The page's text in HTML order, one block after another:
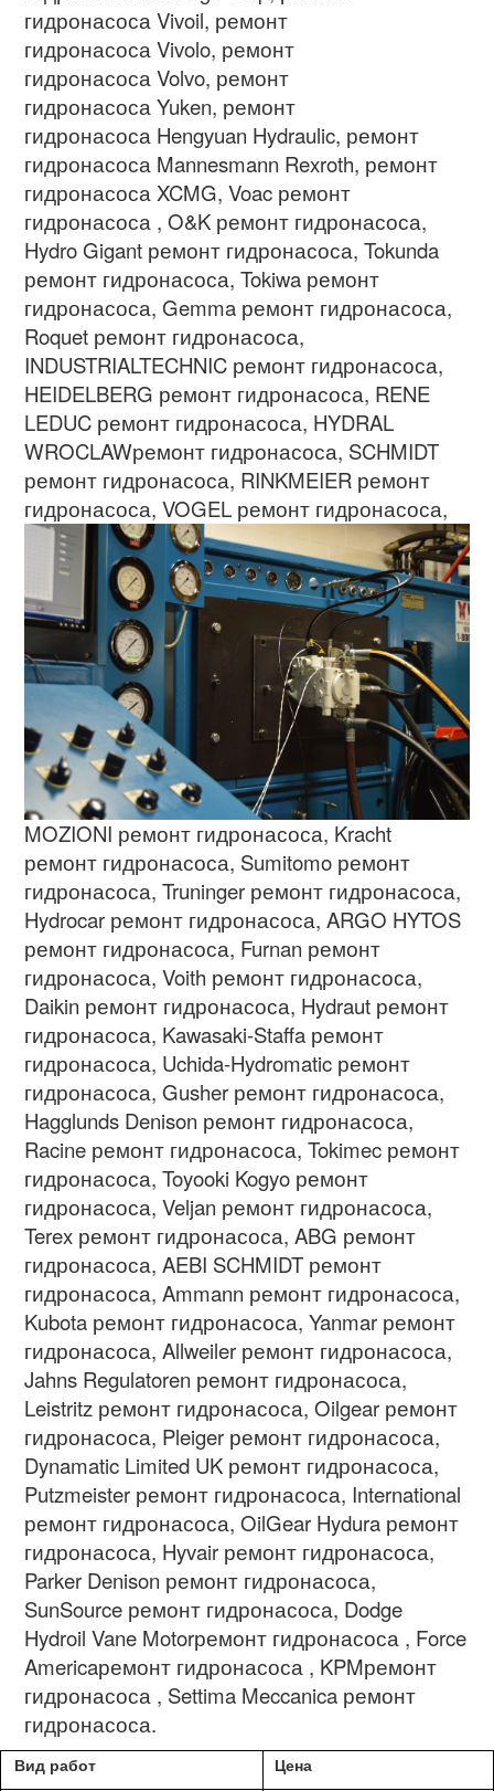
гидронасосаVivoil, ремонт
гидронасосаVivolo, ремонт
гидронасосаVolvo, ремонт
гидронасосаYuken, ремонт
гидронасоса Hengyuan Hydraulic, ремонт
гидронасоса Mannesmann Rexroth, ремонт
гидронасоса XCMG, Voac ремонт
гидронасоса , O&K ремонт гидронасоса,
Hydro Gigant ремонт гидронасоса, Tokunda
ремонт гидронасоса, Tokiwa ремонт
гидронасоса, Gemma ремонт гидронасоса,
Roquet ремонт гидронасоса,
INDUSTRIALTECHNIC ремонт гидронасоса,
HEIDELBERG ремонт гидронасоса, RENE
LEDUC ремонт гидронасоса, HYDRAL
WROCLAWремонт гидронасоса, SCHMIDT
ремонт гидронасоса, RINKMEIER ремонт
гидронасоса,VOGEL ремонт гидронасоса,
MOZIONI ремонт гидронасоса, Kracht
ремонт гидронасоса, Sumitomo ремонт
гидронасоса, Truninger ремонт гидронасоса,
Hydrocar ремонт гидронасоса, ARGO HYTOS
ремонт гидронасоса, Furnan ремонт
гидронасоса, Voith ремонт гидронасоса,
Daikin ремонт гидронасоса, Hydraut ремонт
гидронасоса, Kawasaki-Staffa ремонт
гидронасоса, Uchida-Hydromatic ремонт
гидронасоса, Gusher ремонт гидронасоса,
Hagglunds Denison ремонт гидронасоса,
Racine ремонт гидронасоса, Tokimec ремонт
гидронасоса, Toyooki Kogyo ремонт
гидронасоса, Veljan ремонт гидронасоса,
Terex ремонт гидронасоса, ABG ремонт
гидронасоса, AEBI SCHMIDT ремонт
гидронасоса, Ammann ремонт гидронасоса,
Kubota ремонт гидронасоса, Yanmar ремонт
гидронасоса, Allweiler ремонт гидронасоса,
Jahns Regulatoren ремонт гидронасоса,
Leistritz ремонт гидронасоса, Oilgear ремонт
гидронасоса, Pleiger ремонт гидронасоса,
Dynamatic Limited UK ремонт гидронасоса,
Putzmeister ремонт гидронасоса, International
ремонт гидронасоса, OilGear Hydura ремонт
гидронасоса, Hyvair ремонт гидронасоса,
Parker Denison ремонт гидронасоса,
SunSource ремонт гидронасоса, Dodge
Hydroil Vane Motorремонт гидронасоса , Force
Americaремонт гидронасоса , KPMремонт
гидронасоса , Settima Meccanica ремонт
гидронасоса.
Вид работ Цена